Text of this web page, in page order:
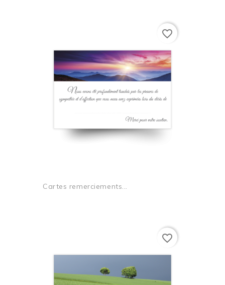
Cartes remerciements...
favorite_border
favorite_border